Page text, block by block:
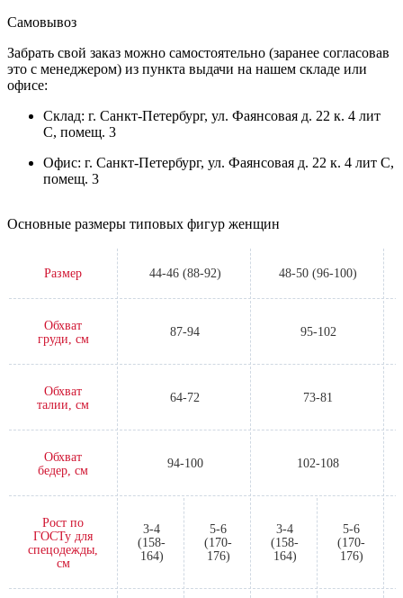
Самовывоз
Забрать свой заказ можно самостоятельно (заранее согласовав
это с менеджером) из пункта выдачи на нашем складе или
офисе:
Склад: г. Санкт-Петербург, ул. Фаянсовая д. 22 к. 4 лит
С, помещ. 3
Офис: г. Санкт-Петербург, ул. Фаянсовая д. 22 к. 4 лит С,
помещ. 3
Основные размеры типовых фигур женщин
Размер 44-46 (88-92) 48-50 (96-100)
Обхват
груди, см
87-94 95-102
Обхват
талии, см
64-72 73-81
Обхват
бедер, см
94-100 102-108
Рост по
ГОСТу для
спецодежды,
см
3-4
(158-
164)
5-6
(170-
176)
3-4
(158-
164)
5-6
(170-
176)